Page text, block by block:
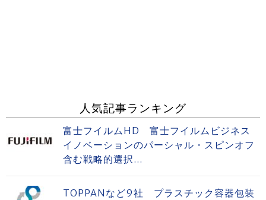
人気記事ランキング
富士フイルムHD 富士フイルムビジネス
イノベーションのパーシャル・スピンオフ
含む戦略的選択...
TOPPANなど9社 プラスチック容器包装